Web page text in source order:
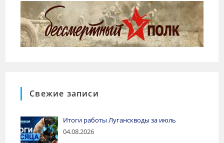
Свежие записи
Итоги работы Луганскводы за июль
04.08.2026